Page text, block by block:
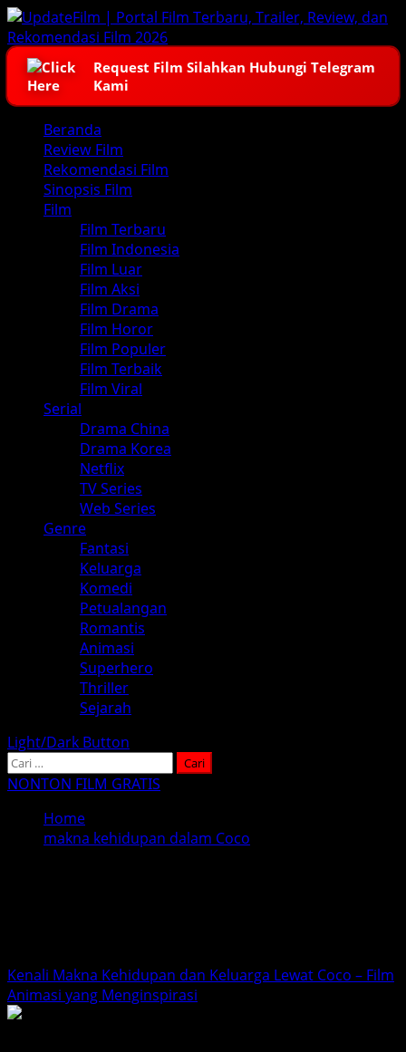
Skip
to
content
Request Film Silahkan Hubungi Telegram
Kami
Primary
Menu
Beranda
Review Film
Rekomendasi Film
Sinopsis Film
Film
Film Terbaru
Film Indonesia
Film Luar
Film Aksi
Film Drama
Film Horor
Film Populer
Film Terbaik
Film Viral
Serial
Drama China
Drama Korea
Netflix
TV Series
Web Series
Genre
Fantasi
Keluarga
Komedi
Petualangan
Romantis
Animasi
Superhero
Thriller
Sejarah
Light/Dark Button
Cari
untuk:
NONTON FILM GRATIS
Home
makna kehidupan dalam Coco
Kenali Makna Kehidupan dan Keluarga Lewat Coco – Film
Animasi yang Menginspirasi